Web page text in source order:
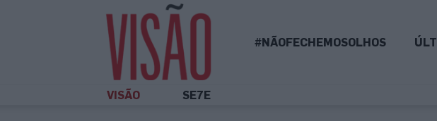
#NÃOFECHEMOSOLHOS
VISÃO SE7E